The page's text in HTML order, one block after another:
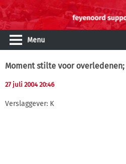
Menu
Moment stilte voor overledenen;
27 juli 2004 20:46
Verslaggever: K